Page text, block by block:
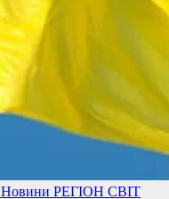
Новини РЕГІОН СВІТ